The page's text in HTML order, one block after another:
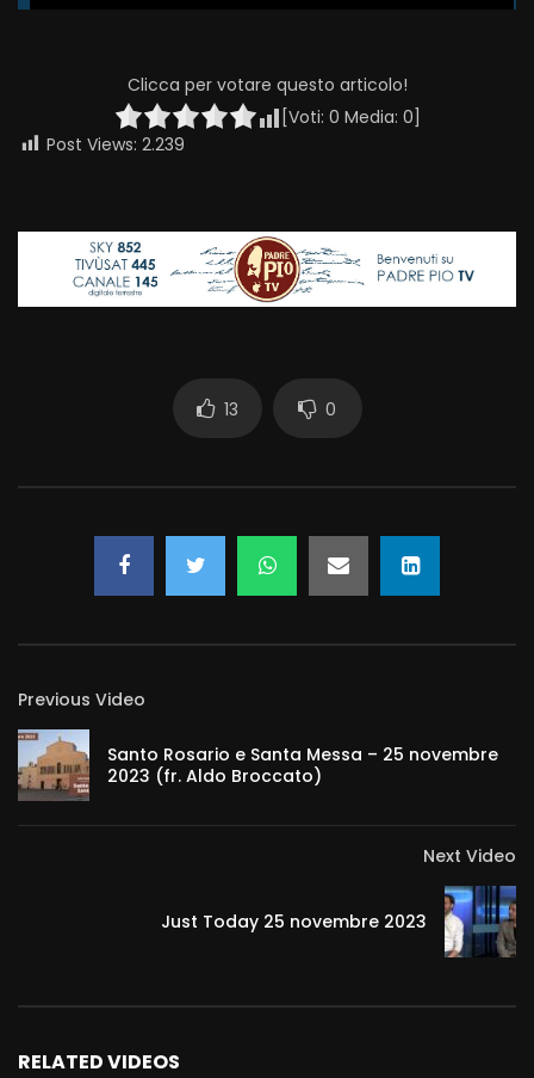
Clicca per votare questo articolo!
[Voti: 0 Media: 0]
Post Views: 2.239
13 0
Previous Video
Santo Rosario e Santa Messa – 25 novembre
2023 (fr. Aldo Broccato)
Next Video
Just Today 25 novembre 2023
RELATED VIDEOS